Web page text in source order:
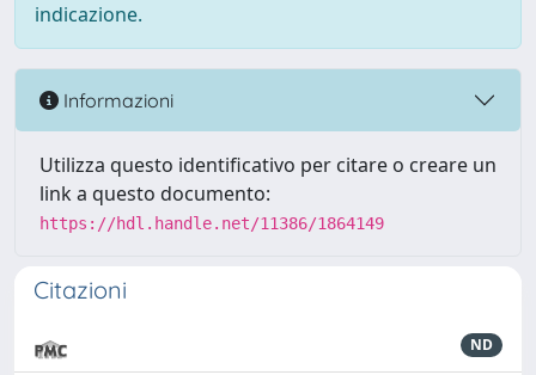
indicazione.
Informazioni
Utilizza questo identificativo per citare o creare un
link a questo documento:
https://hdl.handle.net/11386/1864149
Citazioni
ND